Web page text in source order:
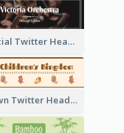
Official Twitter Header Of Orchestra
Brown Twitter Header Created For Toy Store